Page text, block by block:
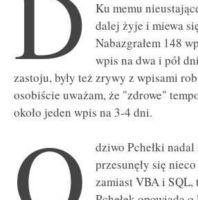
Ku memu
dalej żyje i miewa
Nabazgrałem 148
wpis na dwa i pół
zastoju, były też zrywy z wpisami
osobiście uważam, że "zdrowe"
około jeden wpis na 3-4 dni.
dziwo Pchełki
przesunęły się
zamiast VBA i SQL,